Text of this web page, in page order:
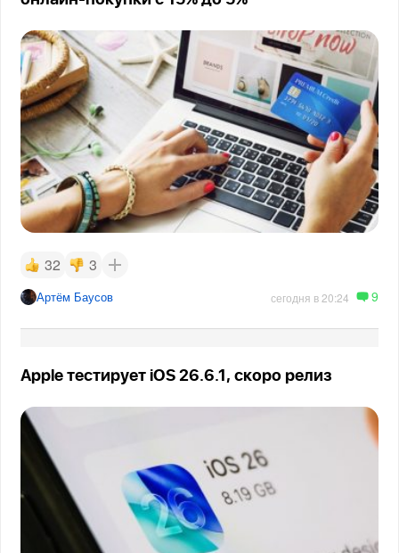
32 3
Артём Баусов сегодня в 20:24 9
Apple тестирует iOS 26.6.1, скоро релиз